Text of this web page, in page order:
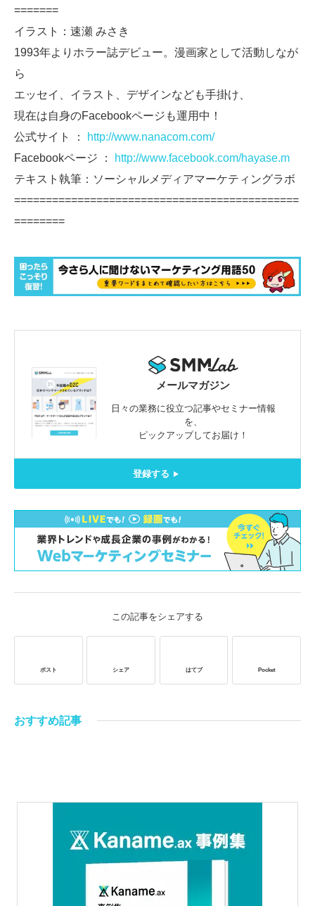
=======
イラスト：速瀬 みさき
1993年よりホラー誌デビュー。漫画家として活動しなが
ら
エッセイ、イラスト、デザインなども手掛け、
現在は自身のFacebookページも運用中！
公式サイト ：
http://www.nanacom.com/
Facebookページ ：
http://www.facebook.com/hayase.m
テキスト執筆：ソーシャルメディアマーケティングラボ
=============================================
========
メールマガジン
日々の業務に役立つ記事やセミナー情報
を、
ピックアップしてお届け！
登録する
この記事をシェアする
ポスト シェア はてブ Pocket
おすすめ記事